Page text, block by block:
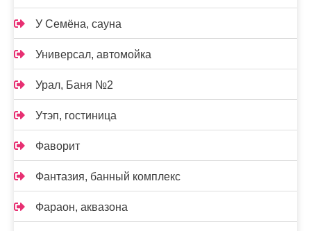
У Семёна, сауна
Универсал, автомойка
Урал, Баня №2
Утэп, гостиница
Фаворит
Фантазия, банный комплекс
Фараон, аквазона